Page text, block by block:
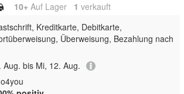
10+ Auf Lager 1 verkauft
Kreditkarte, Debitkarte,
Überweisung, Bezahlung nach
Aug. bis Mi, 12. Aug.